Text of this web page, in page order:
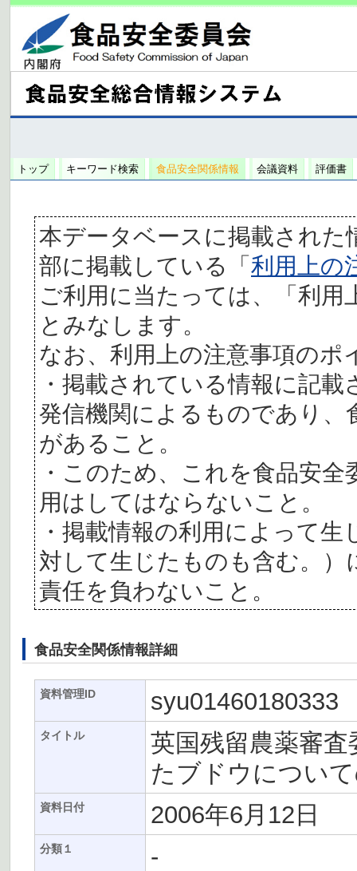
トップ キーワード検索 食品安全関係情報 会議資料 評価書
本データベースに掲載された
部に掲載している「利用上の
ご利用に当たっては、「利
とみなします。
なお、利用上の注意事項の
・掲載されている情報に記
発信機関によるものであり、
があること。
・このため、これを食品安
用はしてはならないこと。
・掲載情報の利用によって
対して生じたものも含む。
責任を負わないこと。
食品安全関係情報詳細
資料管理ID syu01460180333
タイトル
英国残留農薬審
たブドウについ
資料日付 2006年6月12日
分類１ -